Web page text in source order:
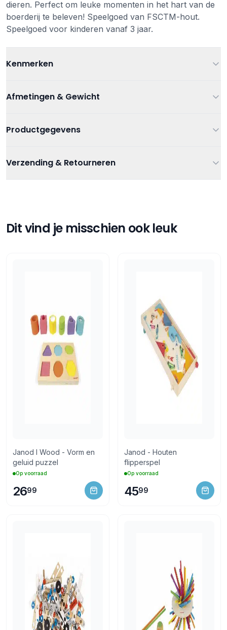
dieren. Perfect om leuke momenten in het hart van de
boerderij te beleven! Speelgoed van FSCTM-hout.
Speelgoed voor kinderen vanaf 3 jaar.
Kenmerken
Leeftijd Vanaf 3 jaar
Afmetingen 34.60 cm x 2.80 cm x 24.80 cm
Afmetingen & Gewicht
Productgegevens
Artikelnummer
Educatief speelgoed,Houten speelgoed,
Tags Janod
Verzending & Retourneren
Gratis afhalen in onze winkel
Dit vind je misschien ook leuk
Janod I Wood - Vorm en
geluid puzzel
Op voorraad
2699
Janod - Houten
flipperspel
Op voorraad
4599